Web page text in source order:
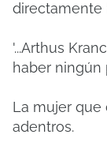
directamente
'...Arthus
haber ningún
La mujer que
adentros.